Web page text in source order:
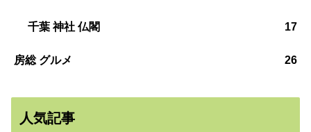
千葉 神社 仏閣 17
房総 グルメ 26
人気記事